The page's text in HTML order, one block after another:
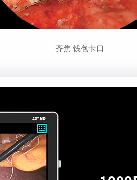
齐焦 钱包卡口